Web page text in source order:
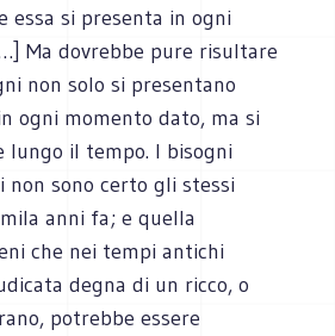
essa si presenta in ogni
Ma dovrebbe pure risultare
non solo si presentano
ogni momento dato, ma si
lungo il tempo. I bisogni
non sono certo gli stessi
anni fa; e quella
che nei tempi antichi
degna di un ricco, o
potrebbe essere